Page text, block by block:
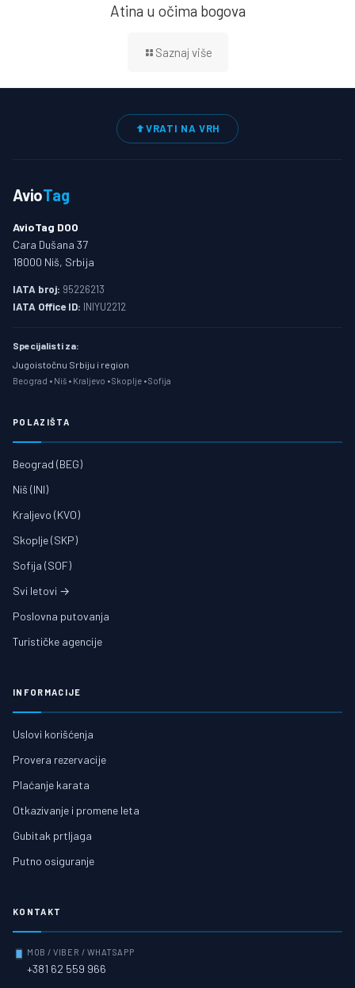
Atina u očima bogova
Saznaj više
VRATI NA VRH
AvioTag
AvioTag DOO
Cara Dušana 37
18000 Niš, Srbija
IATA broj: 95226213
IATA Office ID: INIYU2212
Specijalisti za:
Jugoistočnu Srbiju i region
Beograd • Niš • Kraljevo • Skoplje • Sofija
POLAZIŠTA
Beograd (BEG)
Niš (INI)
Kraljevo (KVO)
Skoplje (SKP)
Sofija (SOF)
Svi letovi →
Poslovna putovanja
Turističke agencije
INFORMACIJE
Uslovi korišćenja
Provera rezervacije
Plaćanje karata
Otkazivanje i promene leta
Gubitak prtljaga
Putno osiguranje
KONTAKT
MOB / VIBER / WHATSAPP
+381 62 559 966